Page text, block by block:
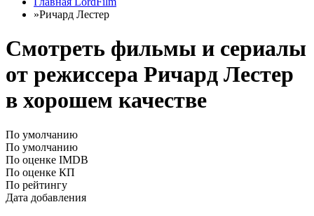
»Ричард Лестер
Смотреть фильмы и сериалы
от режиссера Ричард Лестер
в хорошем качестве
По умолчанию
По умолчанию
По оценке IMDB
По оценке КП
По рейтингу
Дата добавления